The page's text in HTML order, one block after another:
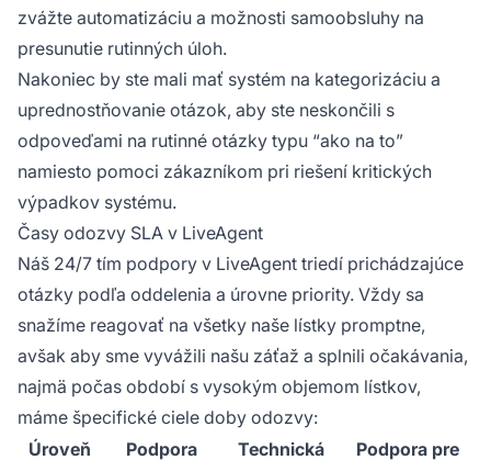
zvážte automatizáciu a možnosti samoobsluhy na
presunutie rutinných úloh.
Nakoniec by ste mali mať systém na kategorizáciu a
uprednostňovanie otázok, aby ste neskončili s
odpoveďami na rutinné otázky typu “ako na to”
namiesto pomoci zákazníkom pri riešení kritických
výpadkov systému.
Časy odozvy SLA v LiveAgent
Náš 24/7 tím podpory v LiveAgent triedí prichádzajúce
otázky podľa oddelenia a úrovne priority. Vždy sa
snažíme reagovať na všetky naše lístky promptne,
avšak aby sme vyvážili našu záťaž a splnili očakávania,
najmä počas období s vysokým objemom lístkov,
máme špecifické ciele doby odozvy:
Úroveň
Podpora Technická Podpora pre